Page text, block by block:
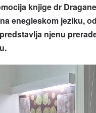
knjige dr
enegleskom jeziku,
njenu